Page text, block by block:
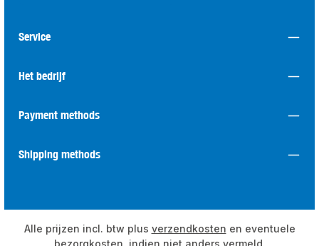
Service
Het bedrijf
Payment methods
Shipping methods
Alle prijzen incl. btw plus verzendkosten en eventuele
bezorgkosten, indien niet anders vermeld.